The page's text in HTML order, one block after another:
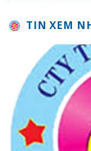
TIN XEM